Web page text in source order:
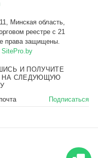
SitePro.by